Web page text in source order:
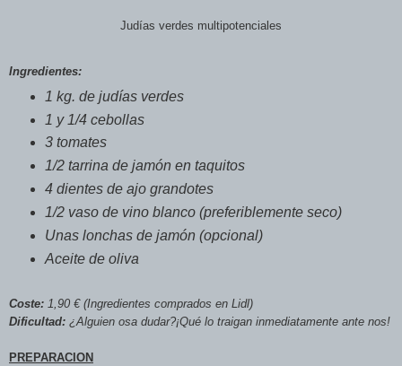
Judías verdes multipotenciales
Ingredientes:
1 kg. de judías verdes
1 y 1/4 cebollas
3 tomates
1/2 tarrina de jamón en taquitos
4 dientes de ajo grandotes
1/2 vaso de vino blanco (preferiblemente seco)
Unas lonchas de jamón (opcional)
Aceite de oliva
Coste: 1,90 € (Ingredientes comprados en Lidl)
Dificultad: ¿Alguien osa dudar?¡Qué lo traigan inmediatamente ante nos!
PREPARACION